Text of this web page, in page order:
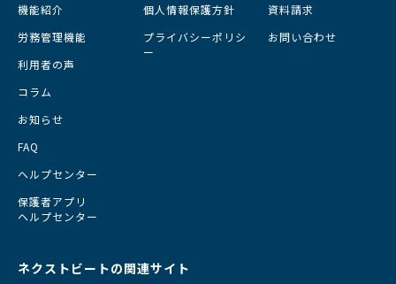
機能紹介
労務管理機能
利用者の声
コラム
お知らせ
FAQ
ヘルプセンター
保護者アプリ
ヘルプセンター
個人情報保護方針
プライバシーポリシ
ー
資料請求
お問い合わせ
ネクストビートの関連サイト